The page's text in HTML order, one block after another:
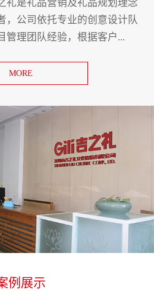
礼是礼品营销及礼品规划理念
，公司依托专业的创意设计队
管理团队经验，根据客户...
MORE
例展示